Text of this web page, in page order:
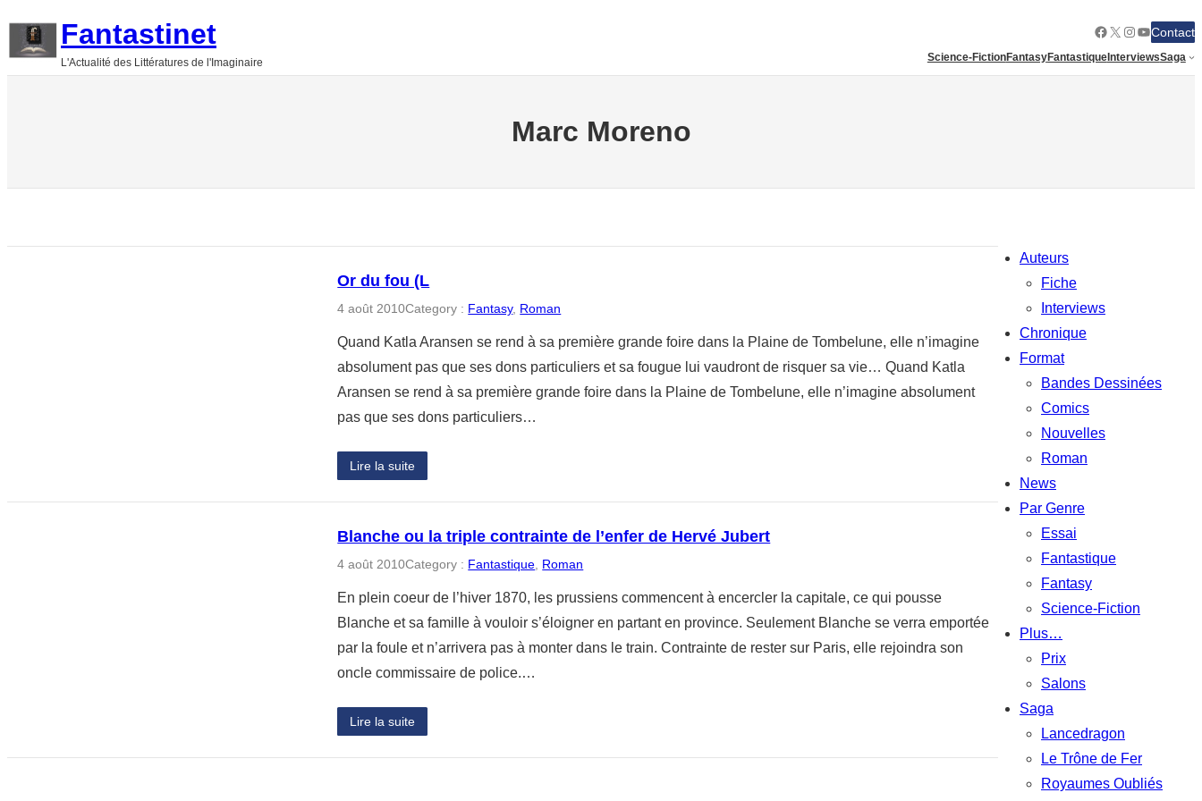
Fantastinet
L'Actualité des Littératures de l'Imaginaire
Facebook
X Instagram
YouTube
Contact
Science-FictionFantasyFantastiqueInterviewsSaga
Marc Moreno
Or du fou (L
4 août 2010Category : Fantasy, Roman
Quand Katla Aransen se rend à sa première grande foire dans la Plaine de Tombelune, elle n’imagine
absolument pas que ses dons particuliers et sa fougue lui vaudront de risquer sa vie… Quand Katla
Aransen se rend à sa première grande foire dans la Plaine de Tombelune, elle n’imagine absolument
pas que ses dons particuliers…
Lire la suite
Blanche ou la triple contrainte de l’enfer de Hervé Jubert
4 août 2010Category : Fantastique Roman
En plein coeur de l’hiver 1870, les prussiens commencent à encercler la capitale, ce qui pousse
Blanche et sa famille à vouloir s’éloigner en partant en province. Seulement Blanche se verra emportée
par la foule et n’arrivera pas à monter dans le train. Contrainte de rester sur Paris, elle rejoindra son
oncle commissaire de police.…
Lire la suite
Auteurs
Fiche
Interviews
Chronique
Format
Bandes Dessinées
Comics
Nouvelles
Roman
News
Par Genre
Essai
Fantastique
Fantasy
Science-Fiction
Plus…
Prix
Salons
Saga
Lancedragon
Le Trône de Fer
Royaumes Oubliés